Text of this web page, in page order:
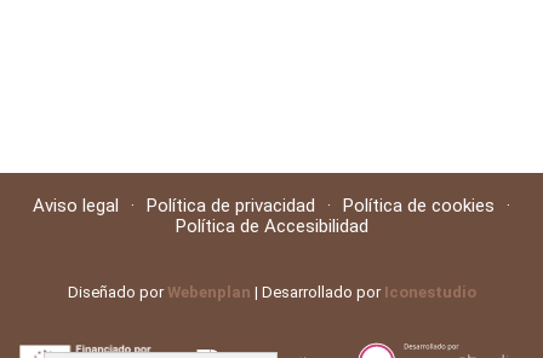
Aviso legal · Política de privacidad · Política de cookies
·
Política de Accesibilidad
Diseñado porWebenplan | Desarrollado por Iconestudio